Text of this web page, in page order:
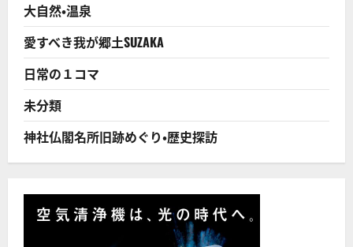
ら
な
い！
に
つ
い
て
さ
読
む
大自然・温泉
愛すべき我が郷土SUZAKA
日常の１コマ
未分類
神社仏閣名所旧跡めぐり・歴史探訪